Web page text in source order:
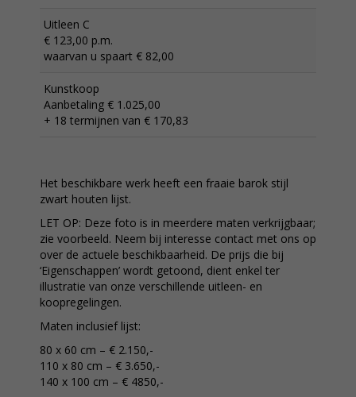
Uitleen C
€ 123,00 p.m.
waarvan u spaart € 82,00
Kunstkoop
Aanbetaling € 1.025,00
+ 18 termijnen van € 170,83
Het beschikbare werk heeft een fraaie barok stijl
zwart houten lijst.
LET OP: Deze foto is in meerdere maten verkrijgbaar;
zie voorbeeld. Neem bij interesse contact met ons op
over de actuele beschikbaarheid. De prijs die bij
‘Eigenschappen’ wordt getoond, dient enkel ter
illustratie van onze verschillende uitleen- en
koopregelingen.
Maten inclusief lijst:
80 x 60 cm – € 2.150,-
110 x 80 cm – € 3.650,-
140 x 100 cm – € 4850,-